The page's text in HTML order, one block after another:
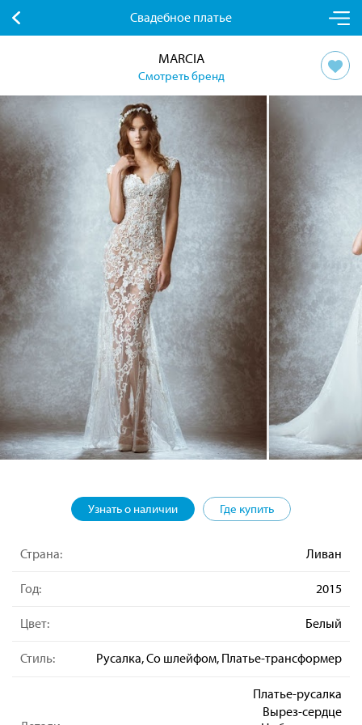
Свадебное платье
MARCIA
Смотреть бренд
Узнать о наличии Где купить
Страна: Ливан
Год: 2015
Цвет: Белый
Стиль: Русалка, Со шлейфом, Платье-трансформер
Платье-русалка
Вырез-сердце